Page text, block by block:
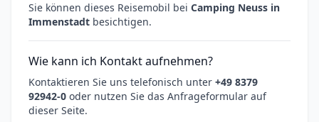
Sie können dieses Reisemobil bei Camping Neuss in
Immenstadt besichtigen.
Wie kann ich Kontakt aufnehmen?
Kontaktieren Sie uns telefonisch unter +49 8379
92942-0 oder nutzen Sie das Anfrageformular auf
dieser Seite.